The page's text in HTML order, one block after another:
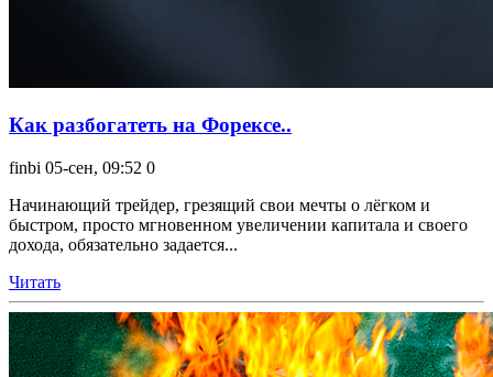
Как разбогатеть на Форексе..
finbi 05-сен, 09:52 0
Начинающий трейдер, грезящий свои мечты о лёгком и
быстром, просто мгновенном увеличении капитала и своего
дохода, обязательно задается...
Читать